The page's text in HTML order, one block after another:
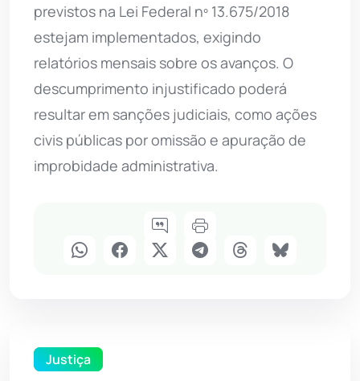
previstos na Lei Federal nº 13.675/2018
estejam implementados, exigindo
relatórios mensais sobre os avanços. O
descumprimento injustificado poderá
resultar em sanções judiciais, como ações
civis públicas por omissão e apuração de
improbidade administrativa.
Justiça